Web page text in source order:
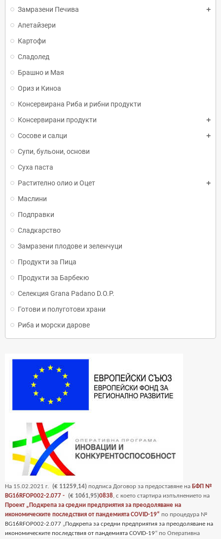
Замразени Печива
Апетайзери
Картофи
Сладолед
Брашно и Мая
Ориз и Киноа
Консервирана Риба и рибни продукти
Консервирани продукти
Сосове и салци
Супи, бульони, основи
Суха паста
Растително олио и Оцет
Маслини
Подправки
Сладкарство
Замразени плодове и зеленчуци
Продукти за Пица
Продукти за Барбекю
Селекция Grana Padano D.O.P.
Готови и полуготови храни
Риба и морски дарове
На 15.02.2021 г. (€ 11259,14) подписа Договор за предоставяне на БФП №
BG16RFOP002-2.077 - (€ 1061,95)0838, с което стартира изпълнението на
Проект „Подкрепа за средни предприятия за преодоляване на
икономическите последствия от пандемията COVID-19“ по процедура №
BG16RFOP002-2.077 „Подкрепа за средни предприятия за преодоляване на
икономическите последствия от пандемията COVID-19“ по Оперативна